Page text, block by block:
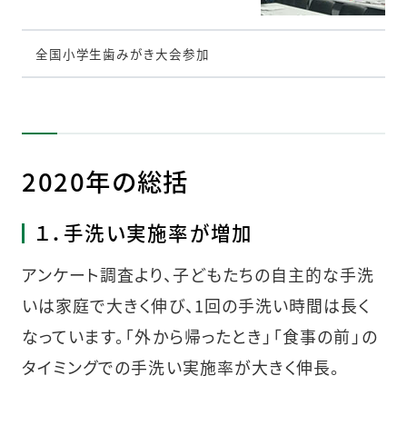
全国小学生歯みがき大会参加
2020年の総括
１．手洗い実施率が増加
アンケート調査より、子どもたちの自主的な手洗
いは家庭で大きく伸び、1回の手洗い時間は長く
なっています。「外から帰ったとき」「食事の前」の
タイミングでの手洗い実施率が大きく伸長。